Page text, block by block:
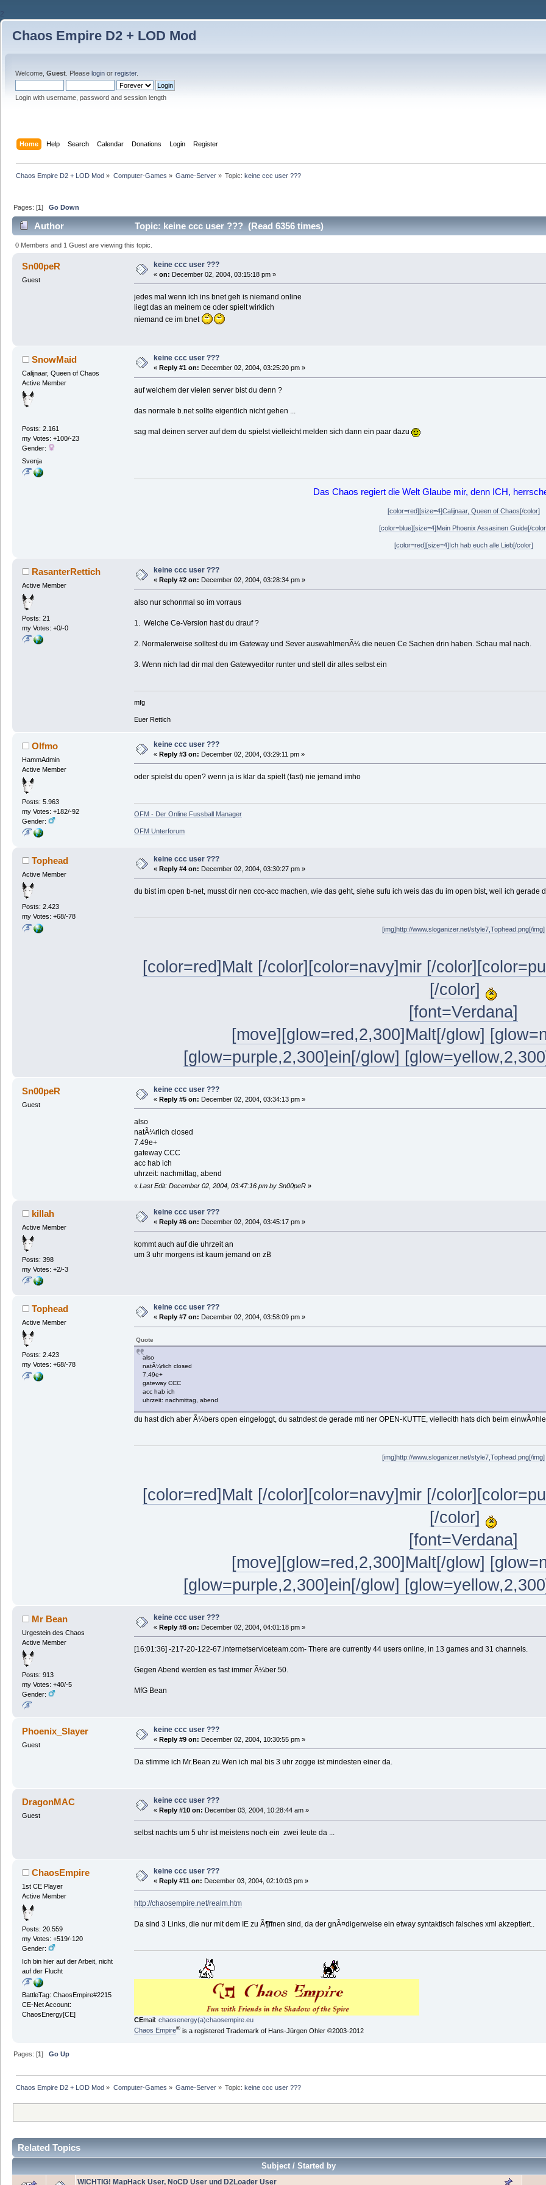
2
Chaos Empire D2 + LOD Mod
Welcome, Guest . Please login or register.
Login with username, password and session length
Home Help Search Calendar Donations Login Register
Chaos Empire D2 + LOD Mod » Computer-Games » Game-Server» Topic:keine ccc user ???
Pages: [1]Go Down
Author Topic: keine ccc user ??? (Read 6356 times)
0 Members and 1 Guest are viewing this topic.
Sn00peR
Guest
keine ccc user ???
« on: December 02, 2004, 03:15:18 pm »
jedes mal wenn ich ins bnet geh is niemand online
liegt das an meinem ce oder spielt wirklich
niemand ce im bnet
SnowMaid
Calijnaar, Queen of Chaos
Active Member
Posts: 2.161
my Votes: +100/-23
Gender:
Svenja
keine ccc user ???
« Reply #1 on: December 02, 2004, 03:25:20 pm »
auf welchem der vielen server bist du denn ?
das normale b.net sollte eigentlich nicht gehen ...
sag mal deinen server auf dem du spielst vielleicht melden sich dann ein paar dazu
Das Chaos regiert die Welt Glaube mir, denn ICH,
[color=red][size=4]Calijnaar, Queen of Chaos[/color]
[color=blue][size=4]Mein Phoenix Assasinen Guide[/
[color=red][size=4]Ich hab euch alle Lieb[/color]
RasanterRettich
Active Member
Posts: 21
my Votes: +0/-0
keine ccc user ???
« Reply #2 on: December 02, 2004, 03:28:34 pm »
also nur schonmal so im vorraus
1. Welche Ce-Version hast du drauf ?
2. Normalerweise solltest du im Gateway und Sever auswahlmenÃ¼ die neuen Ce Sachen drin haben. Schau mal nach.
3. Wenn nich lad dir mal den Gatewyeditor runter und stell dir alles selbst ein
mfg
Euer Rettich
Olfmo
HammAdmin
Active Member
Posts: 5.963
my Votes: +182/-92
Gender:
keine ccc user ???
« Reply #3 on: December 02, 2004, 03:29:11 pm »
oder spielst du open? wenn ja is klar da spielt (fast) nie jemand imho
OFM - Der Online Fussball Manager
OFM Unterforum
Tophead
Active Member
Posts: 2.423
my Votes: +68/-78
keine ccc user ???
« Reply #4 on: December 02, 2004, 03:30:27 pm »
du bist im open b-net, musst dir nen ccc-acc machen, wie das geht, siehe sufu ich weis das du im open bist, weil ich gerade
[img]http://www.sloganizer.net/style7,Tophead.png[/img]
[color=red]Malt [/color][color=navy]mir [/
[/color]
[font=Verdana]
[move][glow=red,2,300]Malt[/glow]
[glow=purple,2,300]ein[/glow]
Sn00peR
Guest
keine ccc user ???
« Reply #5 on: December 02, 2004, 03:34:13 pm »
also
natÃ¼rlich closed
7.49e+
gateway CCC
acc hab ich
uhrzeit: nachmittag, abend
« Last Edit: December 02, 2004, 03:47:16 pm by Sn00peR»
killah
Active Member
Posts: 398
my Votes: +2/-3
keine ccc user ???
« Reply #6 on: December 02, 2004, 03:45:17 pm »
kommt auch auf die uhrzeit an
um 3 uhr morgens ist kaum jemand on zB
Tophead
Active Member
Posts: 2.423
my Votes: +68/-78
keine ccc user ???
« Reply #7 on: December 02, 2004, 03:58:09 pm »
Quote
also
natÃ¼rlich closed
7.49e+
gateway CCC
acc hab ich
uhrzeit: nachmittag, abend
du hast dich aber Ã¼bers open eingeloggt, du satndest de gerade mti ner OPEN-KUTTE, viellecith hats dich beim
[img]http://www.sloganizer.net/style7,Tophead.png[/img]
[color=red]Malt [/color][color=navy]mir [/
[/color]
[font=Verdana]
[move][glow=red,2,300]Malt[/glow]
[glow=purple,2,300]ein[/glow]
Mr Bean
Urgestein des Chaos
Active Member
Posts: 913
my Votes: +40/-5
Gender:
keine ccc user ???
« Reply #8 on: December 02, 2004, 04:01:18 pm »
[16:01:36] -217-20-122-67.internetserviceteam.com- There are currently 44 users online, in 13 games and 31 channels.
Gegen Abend werden es fast immer Ã¼ber 50.
MfG Bean
Phoenix_Slayer
Guest
keine ccc user ???
« Reply #9 on: December 02, 2004, 10:30:55 pm »
Da stimme ich Mr.Bean zu.Wen ich mal bis 3 uhr zogge ist mindesten einer da.
DragonMAC
Guest
keine ccc user ???
« Reply #10 on: December 03, 2004, 10:28:44 am »
selbst nachts um 5 uhr ist meistens noch ein zwei leute da ...
ChaosEmpire
1st CE Player
Active Member
Posts: 20.559
my Votes: +519/-120
Gender:
Ich bin hier auf der Arbeit, nicht
auf der Flucht
BattleTag: ChaosEmpire#2215
CE-Net Account:
ChaosEnergy[CE]
keine ccc user ???
« Reply #11 on: December 03, 2004, 02:10:03 pm »
http://chaosempire.net/realm.htm
Da sind 3 Links, die nur mit dem IE zu Ã¶ffnen sind, da der gnÃ¤digerweise ein etway syntaktisch falsches xml akzeptiert..
CEmail: chaosenergy(a)chaosempire.eu
Chaos Empire®is a registered Trademark of Hans-Jürgen Ohler ©2003-2012
Pages: [1]Go Up
Chaos Empire D2 + LOD Mod » Computer-Games » Game-Server» Topic:keine ccc user ???
Related Topics
Subject / Started by
WICHTIG! MapHack User, NoCD User und D2Loader User